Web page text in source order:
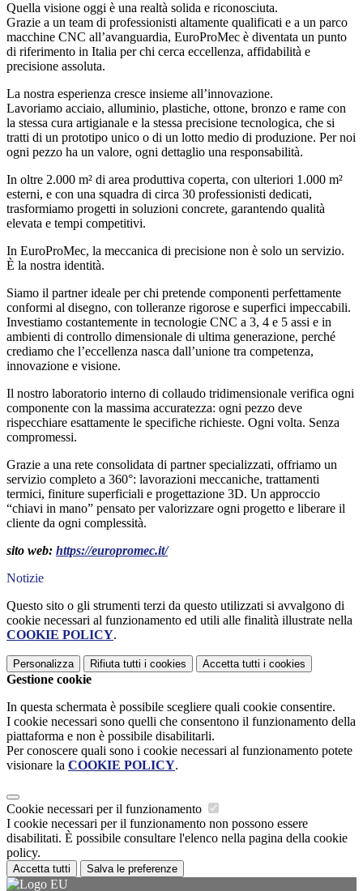
Quella visione oggi è una realtà solida e riconosciuta.
Grazie a un team di professionisti altamente qualificati e a un parco
macchine CNC all’avanguardia, EuroProMec è diventata un punto
di riferimento in Italia per chi cerca eccellenza, affidabilità e
precisione assoluta.
La nostra esperienza cresce insieme all’innovazione.
Lavoriamo acciaio, alluminio, plastiche, ottone, bronzo e rame con
la stessa cura artigianale e la stessa precisione tecnologica, che si
tratti di un prototipo unico o di un lotto medio di produzione. Per noi
ogni pezzo ha un valore, ogni dettaglio una responsabilità.
In oltre 2.000 m² di area produttiva coperta, con ulteriori 1.000 m²
esterni, e con una squadra di circa 30 professionisti dedicati,
trasformiamo progetti in soluzioni concrete, garantendo qualità
elevata e tempi competitivi.
In EuroProMec, la meccanica di precisione non è solo un servizio.
È la nostra identità.
Siamo il partner ideale per chi pretende componenti perfettamente
conformi al disegno, con tolleranze rigorose e superfici impeccabili.
Investiamo costantemente in tecnologie CNC a 3, 4 e 5 assi e in
ambienti di controllo dimensionale di ultima generazione, perché
crediamo che l’eccellenza nasca dall’unione tra competenza,
innovazione e visione.
Il nostro laboratorio interno di collaudo tridimensionale verifica ogni
componente con la massima accuratezza: ogni pezzo deve
rispecchiare esattamente le specifiche richieste. Ogni volta. Senza
compromessi.
Grazie a una rete consolidata di partner specializzati, offriamo un
servizio completo a 360°: lavorazioni meccaniche, trattamenti
termici, finiture superficiali e progettazione 3D. Un approccio
“chiavi in mano” pensato per valorizzare ogni progetto e liberare il
cliente da ogni complessità.
sito web: https://europromec.it/
Notizie
Questo sito o gli strumenti terzi da questo utilizzati si avvalgono di
cookie necessari al funzionamento ed utili alle finalità illustrate nella
COOKIE POLICY.
Personalizza Rifiuta tutti i cookies Accetta tutti i cookies
Gestione cookie
In questa schermata è possibile scegliere quali cookie consentire.
I cookie necessari sono quelli che consentono il funzionamento della
piattaforma e non è possibile disabilitarli.
Per conoscere quali sono i cookie necessari al funzionamento potete
visionare la COOKIE POLICY.
Cookie necessari per il funzionamento
I cookie necessari per il funzionamento non possono essere
disabilitati. È possibile consultare l'elenco nella pagina della cookie
policy.
Accetta tutti Salva le preferenze